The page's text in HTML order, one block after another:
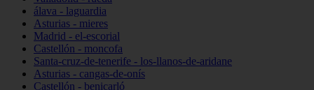
álava - laguardia
Asturias - mieres
Madrid - el-escorial
Castellón - moncofa
Santa-cruz-de-tenerife - los-llanos-de-aridane
Asturias - cangas-de-onís
Castellón - benicarló